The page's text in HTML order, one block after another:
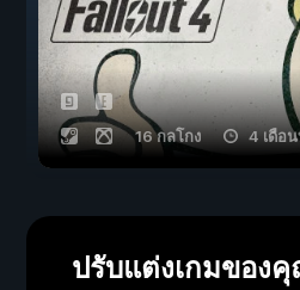
16 กลโกง 4 เดือ
ปรับแต่งเกมของ